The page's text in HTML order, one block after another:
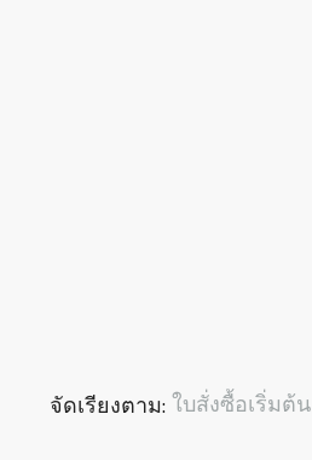
จัดเรียงตาม:ใบสั่งซื้อเริ่มต้น